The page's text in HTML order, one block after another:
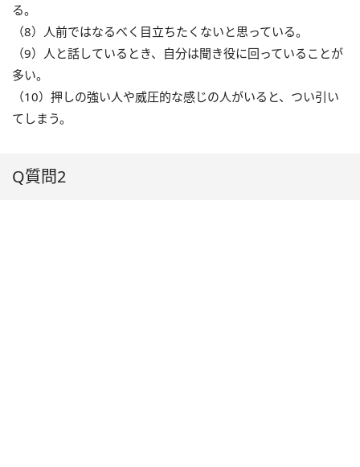
る。
（8）人前ではなるべく目立ちたくないと思っている。
（9）人と話しているとき、自分は聞き役に回っていることが
多い。
（10）押しの強い人や威圧的な感じの人がいると、つい引い
てしまう。
Q質問2